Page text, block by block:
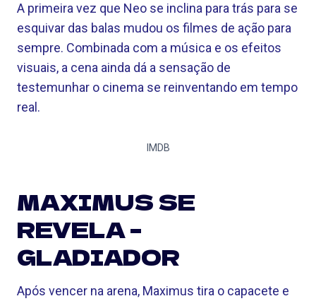
A primeira vez que Neo se inclina para trás para se
esquivar das balas mudou os filmes de ação para
sempre. Combinada com a música e os efeitos
visuais, a cena ainda dá a sensação de
testemunhar o cinema se reinventando em tempo
real.
IMDB
MAXIMUS SE
REVELA –
GLADIADOR
Após vencer na arena, Maximus tira o capacete e